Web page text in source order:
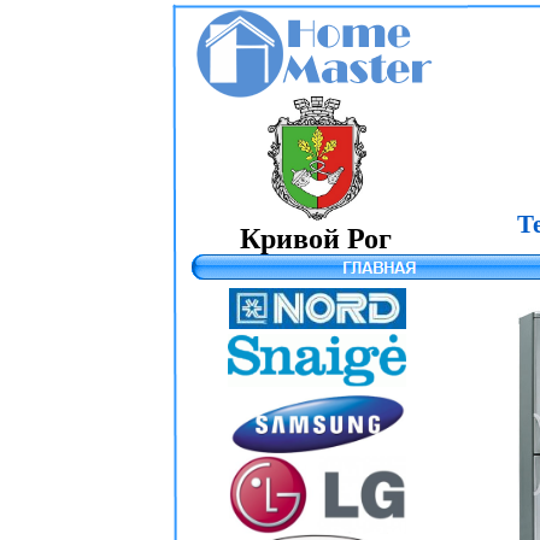
Кривой Рог